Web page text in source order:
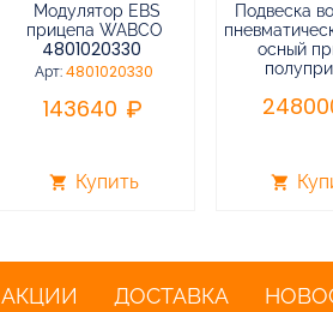
Модулятор EBS
прицепа WABCO
4801020330
Арт:4801020330
143640
shopping_cart Купить
Подвеска
осный
shopping_cart
АКЦИИ ДОСТАВКА